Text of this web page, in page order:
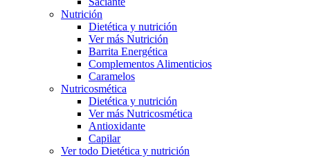
Nutrición
Dietética y nutrición
Ver más Nutrición
Barrita Energética
Complementos Alimenticios
Caramelos
Nutricosmética
Dietética y nutrición
Ver más Nutricosmética
Antioxidante
Capilar
Ver todo Dietética y nutrición